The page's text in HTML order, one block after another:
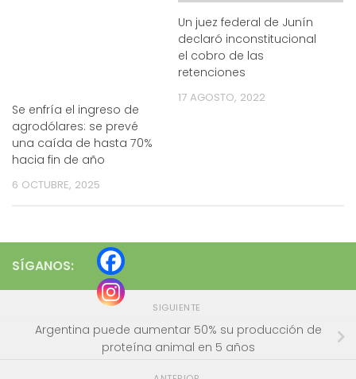
Se enfría el ingreso de
agrodólares: se prevé
una caída de hasta 70%
hacia fin de año
6 OCTUBRE, 2025
Un juez federal de Junín
declaró inconstitucional
el cobro de las
retenciones
17 AGOSTO, 2022
SÍGANOS:
SIGUIENTE
Argentina puede aumentar 50% su producción de
proteína animal en 5 años